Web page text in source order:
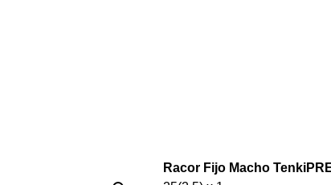
Racor Fijo Macho